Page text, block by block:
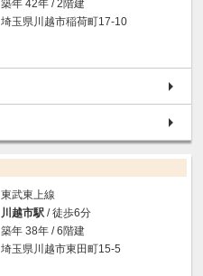
築年 42年 / 2階建
埼玉県川越市稲荷町17-10
東武東上線
川越市駅 / 徒歩6分
築年 38年 / 6階建
埼玉県川越市東田町15-5